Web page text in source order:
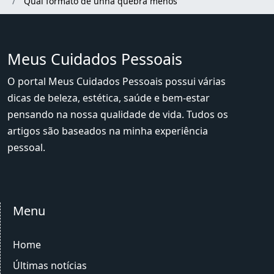
Meus Cuidados Pessoais
O portal Meus Cuidados Pessoais possui várias
dicas de beleza, estética, saúde e bem-estar
pensando na nossa qualidade de vida. Tudos os
artigos são baseados na minha experiência
pessoal.
Menu
Home
Últimas notícias